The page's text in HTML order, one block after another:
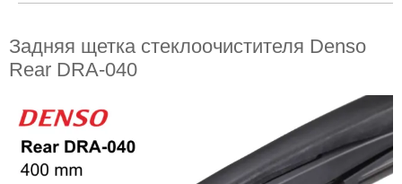
Задняя щетка стеклоочистителя Denso
Rear DRA-040